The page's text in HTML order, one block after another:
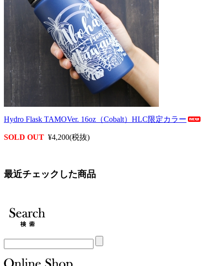
Hydro Flask TAMOVer. 16oz（Cobalt）HLC限定カラー
SOLD OUT ¥4,200(税抜)
最近チェックした商品